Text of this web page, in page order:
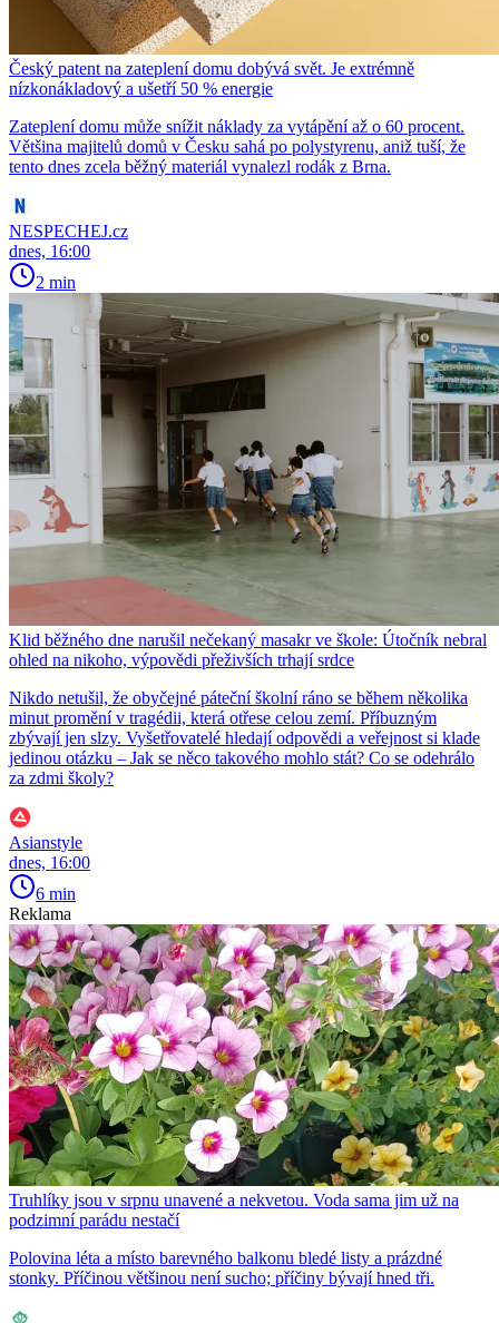
Český patent na zateplení domu dobývá svět. Je extrémně
nízkonákladový a ušetří 50 % energie
Zateplení domu může snížit náklady za vytápění až o 60 procent.
Většina majitelů domů v Česku sahá po polystyrenu, aniž tuší, že
tento dnes zcela běžný materiál vynalezl rodák z Brna.
NESPECHEJ.cz
dnes, 16:00
2 min
Klid běžného dne narušil nečekaný masakr ve škole: Útočník nebral
ohled na nikoho, výpovědi přeživších trhají srdce
Nikdo netušil, že obyčejné páteční školní ráno se během několika
minut promění v tragédii, která otřese celou zemí. Příbuzným
zbývají jen slzy. Vyšetřovatelé hledají odpovědi a veřejnost si klade
jedinou otázku – Jak se něco takového mohlo stát? Co se odehrálo
za zdmi školy?
Asianstyle
dnes, 16:00
6 min
Reklama
Truhlíky jsou v srpnu unavené a nekvetou. Voda sama jim už na
podzimní parádu nestačí
Polovina léta a místo barevného balkonu bledé listy a prázdné
stonky. Příčinou většinou není sucho; příčiny bývají hned tři.